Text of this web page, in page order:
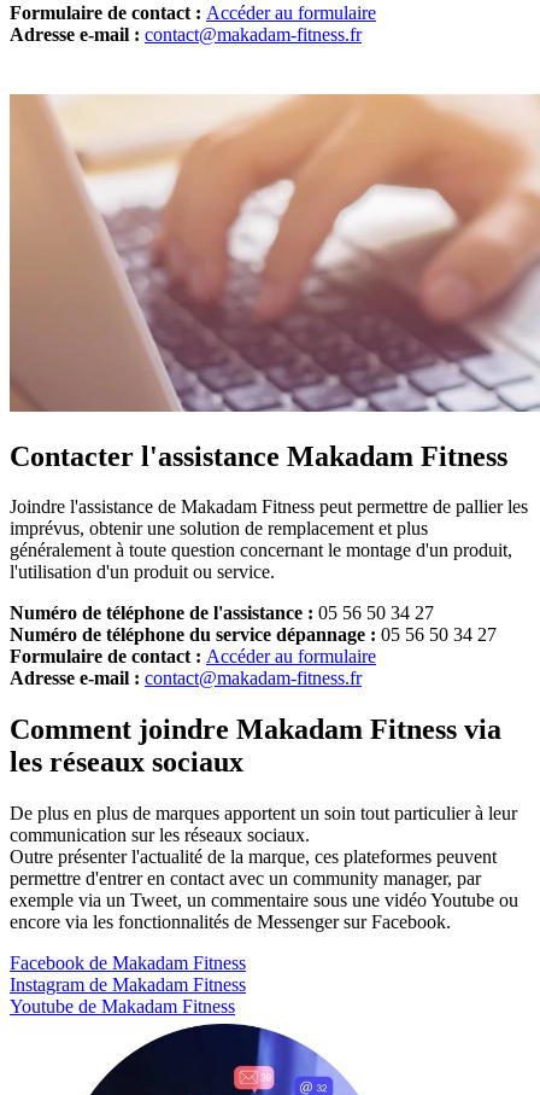
Formulaire de contact : Accéder au formulaire
Adresse e-mail : contact@makadam-fitness.fr
Contacter l'assistance Makadam Fitness
Joindre l'assistance de Makadam Fitness peut permettre de pallier les
imprévus, obtenir une solution de remplacement et plus
généralement à toute question concernant le montage d'un produit,
l'utilisation d'un produit ou service.
Numéro de téléphone de l'assistance : 05 56 50 34 27
Numéro de téléphone du service dépannage : 05 56 50 34 27
Formulaire de contact : Accéder au formulaire
Adresse e-mail : contact@makadam-fitness.fr
Comment joindre Makadam Fitness via
les réseaux sociaux
De plus en plus de marques apportent un soin tout particulier à leur
communication sur les réseaux sociaux.
Outre présenter l'actualité de la marque, ces plateformes peuvent
permettre d'entrer en contact avec un community manager, par
exemple via un Tweet, un commentaire sous une vidéo Youtube ou
encore via les fonctionnalités de Messenger sur Facebook.
Facebook de Makadam Fitness
Instagram de Makadam Fitness
Youtube de Makadam Fitness